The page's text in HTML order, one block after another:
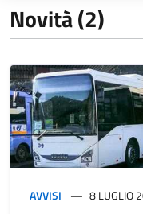
Novità (2)
AVVISI 8 LUGLIO